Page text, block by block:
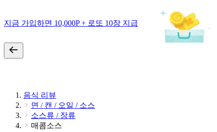
지금 가입하면 10,000P + 로또 10장 지급
음식 리뷰
면 / 캔 / 오일 / 소스
소스류 / 장류
매콤소스